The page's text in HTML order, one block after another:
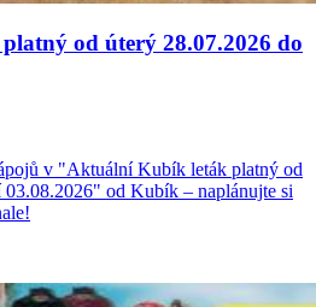
od úterý 28.07.2026 do
v "Aktuální Kubík leták platný od
od Kubík – naplánujte si